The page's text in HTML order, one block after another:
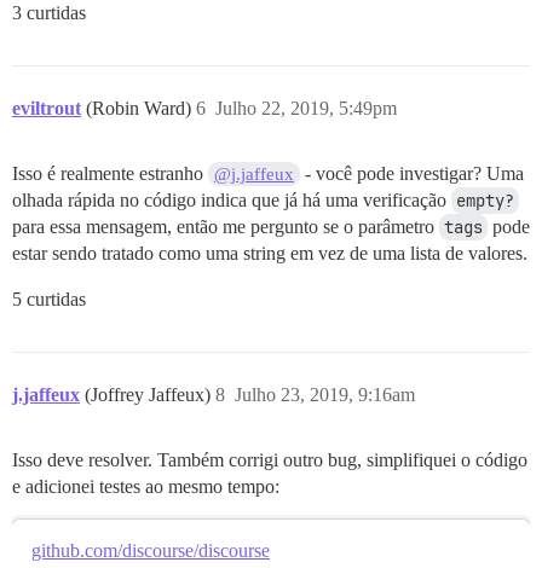
3 curtidas
eviltrout (Robin Ward) Julho 22, 2019, 5:49pm
6
Isso é realmente estranho @j.jaffeux
- você pode investigar? Uma
olhada rápida no código indica que já há uma verificação empty?
para essa mensagem, então me pergunto se o parâmetro tags pode
estar sendo tratado como uma string em vez de uma lista de valores.
5 curtidas
j.jaffeux (Joffrey Jaffeux) Julho 23, 2019, 9:16am
8
Isso deve resolver. Também corrigi outro bug, simplifiquei o código
e adicionei testes ao mesmo tempo:
github.com/discourse/discourse